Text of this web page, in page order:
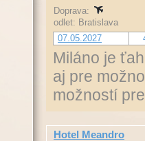
Doprava:
odlet: Bratislava
07.05.2027
Miláno je
aj pre
možností
Hotel Meandro